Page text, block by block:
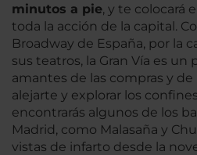
minutos a pie, y te colocará
toda la acción de la capital.
Broadway de España, por la
sus teatros, la Gran Vía es un
amantes de las compras y de
alejarte y explorar los
encontrarás algunos de los
Madrid, como Malasaña y
vistas de infarto desde la